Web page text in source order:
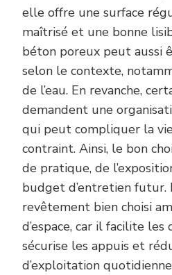
elle offre une surface
maîtrisé et une bonne
béton poreux peut aussi
selon le contexte,
de l’eau. En revanche,
demandent une
qui peut compliquer la
contraint. Ainsi, le bon
de pratique, de
budget d’entretien futur.
revêtement bien choisi
d’espace, car il facilite les
sécurise les appuis et
d’exploitation